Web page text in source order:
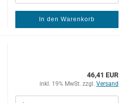
In den Warenkorb
46,41 EUR
inkl. 19% MwSt. zzgl. Versand